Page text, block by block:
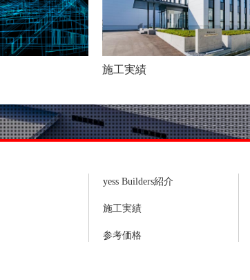
施工実績
yess Builders紹介
施工実績
参考価格